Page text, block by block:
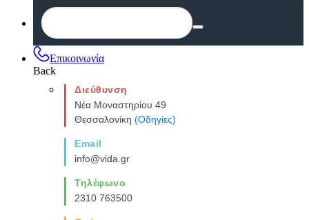
Επικοινωνία
Back
Διεύθυνση
Νέα Μοναστηρίου 49
Θεσσαλονίκη (Οδηγίες)
Email
info@vida.gr
Τηλέφωνο
2310 763500